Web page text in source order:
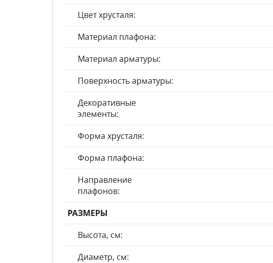
Цвет хрусталя:
Материал плафона:
Материал арматуры:
Поверхность арматуры:
Декоративные
элементы:
Форма хрусталя:
Форма плафона:
Направление
плафонов:
РАЗМЕРЫ
Высота, см:
Диаметр, см: